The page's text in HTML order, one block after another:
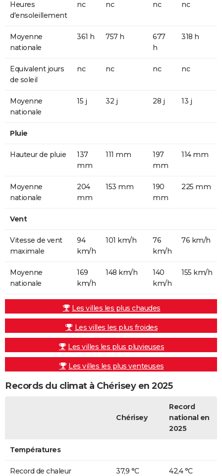
Heures
d'ensoleillement
nc nc nc nc
Moyenne
nationale
361 h 757 h
677
h
318 h
Equivalent jours
de soleil
nc nc nc nc
Moyenne
nationale
15 j 32 j 28 j 13 j
Pluie
Hauteur de pluie
137
mm
111 mm
197
mm
114 mm
Moyenne
nationale
204
mm
153 mm
190
mm
225 mm
Vent
Vitesse de vent
maximale
94
km/h
101 km/h
76
km/h
76 km/h
Moyenne
nationale
169
km/h
148 km/h
140
km/h
155 km/h
Les villes les plus chaudes
Les villes les plus froides
Les villes les plus pluvieuses
Les villes les plus venteuses
Records du climat à Chérisey en 2025
Chérisey
Record
national en
2025
Températures
Record de chaleur 37,9 °C 42,4 °C